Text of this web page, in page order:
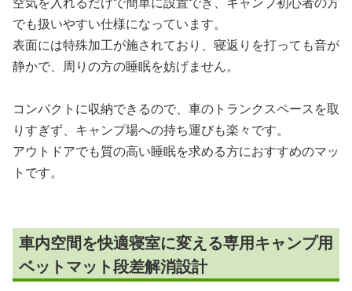
でも扱いやすい仕様になっています。
表面には特殊加工が施されており、寝返りを打っても音が
静かで、周りの方の睡眠を妨げません。
コンパクトに収納できるので、車のトランクスペースを取
りすぎず、キャンプ場への持ち運びも楽々です。
アウトドアでも質の高い睡眠を求める方におすすめのマッ
トです。
車内空間を快適寝室に変える専用キャンプ用
ベットマット段差解消設計